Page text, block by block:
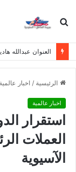
بحث
الرئيسية / اخبار عالمية
اخبار عالمية
استقرار
العملات
الآسيوية